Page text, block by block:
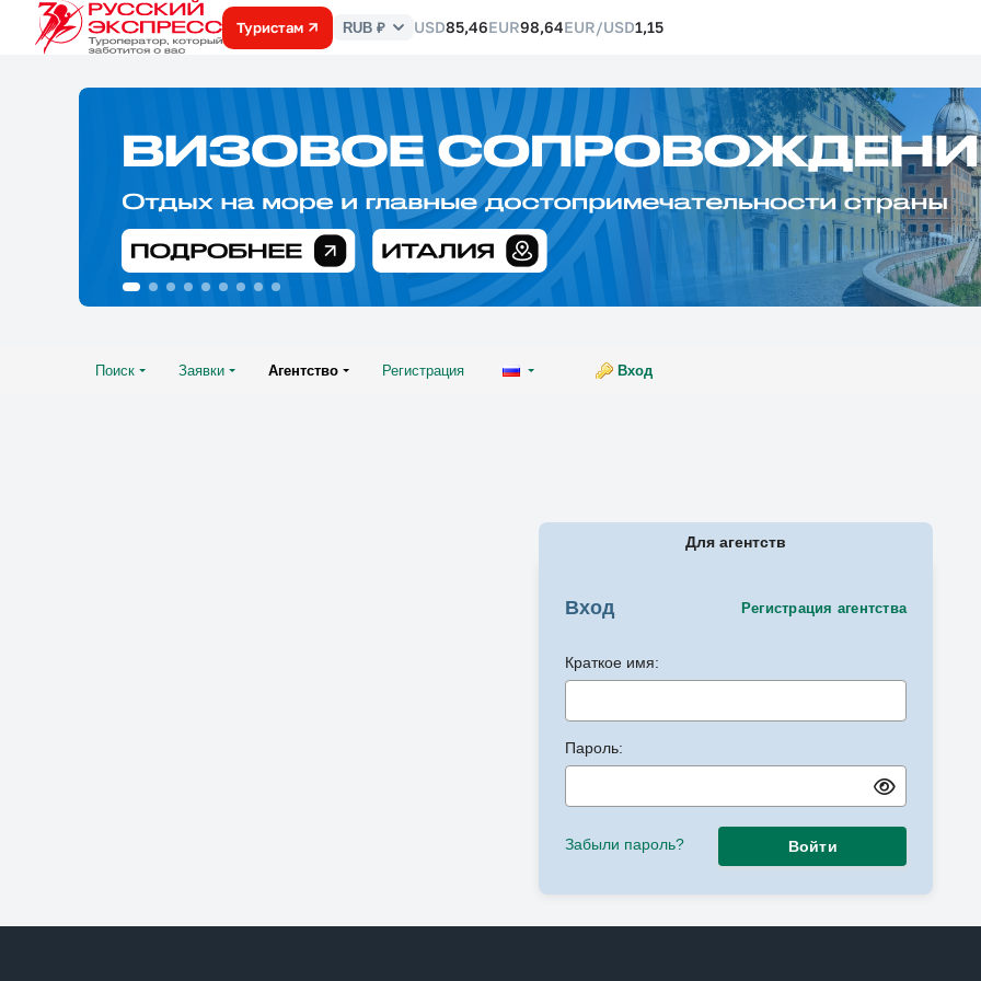
Туристам
Курс
RUB ₽ USD85,46EUR98,64EUR/USD1,15
Поиск Заявки Агентство Регистрация Вход
Для агентств
Вход Регистрация агентства
Краткое имя:
Пароль:
Забыли пароль? Войти